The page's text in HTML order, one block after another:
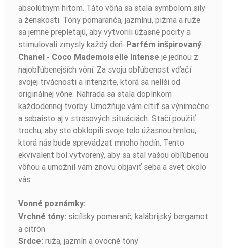
absolútnym hitom. Táto vôňa sa stala symbolom sily
a ženskosti. Tóny pomaranča, jazmínu, pižma a ruže
sa jemne prepletajú, aby vytvorili úžasné pocity a
stimulovali zmysly každý deň. Parfém inšpirovaný
Chanel - Coco Mademoiselle Intense je jednou z
najobľúbenejších vôní. Za svoju obľúbenosť vďačí
svojej trvácnosti a intenzite, ktorá sa nelíši od
originálnej vône. Náhrada sa stala doplnkom
každodennej tvorby. Umožňuje vám cítiť sa výnimočne
a sebaisto aj v stresových situáciách. Stačí použiť
trochu, aby ste obklopili svoje telo úžasnou hmlou,
ktorá nás bude sprevádzať mnoho hodín. Tento
ekvivalent bol vytvorený, aby sa stal vašou obľúbenou
vôňou a umožnil vám znovu objaviť seba a svet okolo
vás.
Vonné poznámky:
Vrchné tóny: sicílsky pomaranč, kalábrijský bergamot
a citrón
Srdce: ruža, jazmín a ovocné tóny